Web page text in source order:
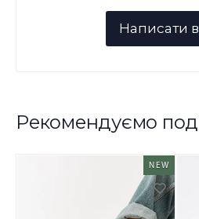
Рекомендуємо
NEW